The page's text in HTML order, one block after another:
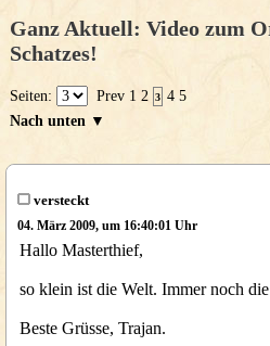
Ganz Aktuell: Video zum
Schatzes!
Seiten: Prev 1 2 3 4 5
Nach unten ▼
versteckt
04. März 2009, um 16:40:01 Uhr
Hallo Masterthief,
so klein ist die Welt. Immer noch
Beste Grüsse, Trajan.